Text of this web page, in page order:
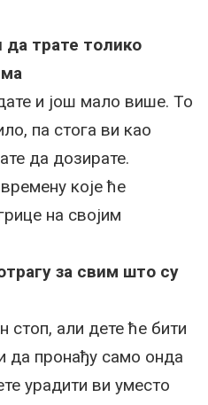
трате толико
и још мало више. То
па стога ви као
да дозирате.
које ће
на својим
за свим што су
стоп, али дете ће бити
да пронађу само онда
урадити ви уместо